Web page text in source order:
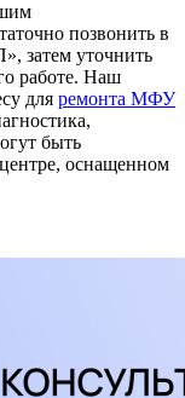
позвонить в
затем уточнить
работе. Наш
для ремонта МФУ
быть
оснащенном